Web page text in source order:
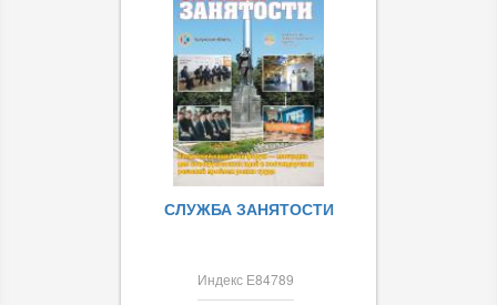
СЛУЖБА ЗАНЯТОСТИ
Индекс Е84789